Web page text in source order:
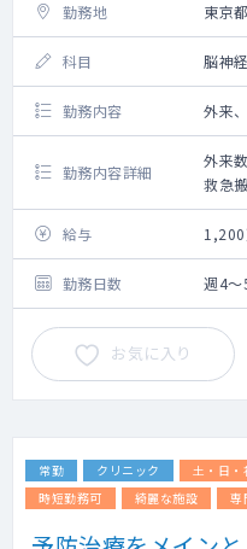
※オ
が可
オン
ます
・電
・総
後も
常勤
勤務地 東京
科目 脳神
勤務内容 外来
勤務内容詳細
外来
救急
外来
給与
勤務日数 週4～
お気に入り
常勤 クリニック 土・日・
時短勤務可
綺麗な施設 専